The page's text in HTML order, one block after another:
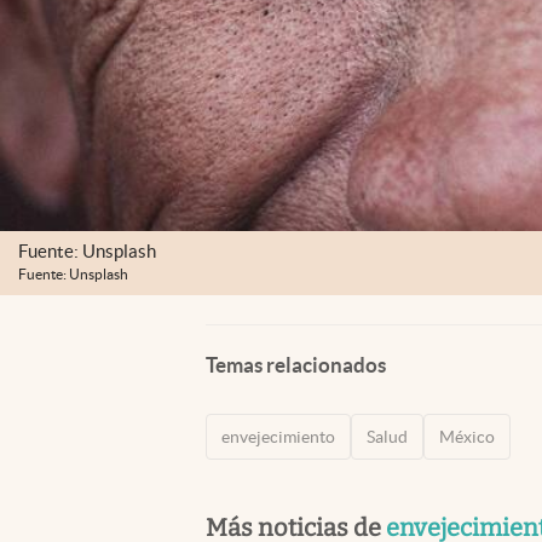
Fuente: Unsplash
Fuente: Unsplash
Temas relacionados
envejecimiento Salud México
Más noticias de